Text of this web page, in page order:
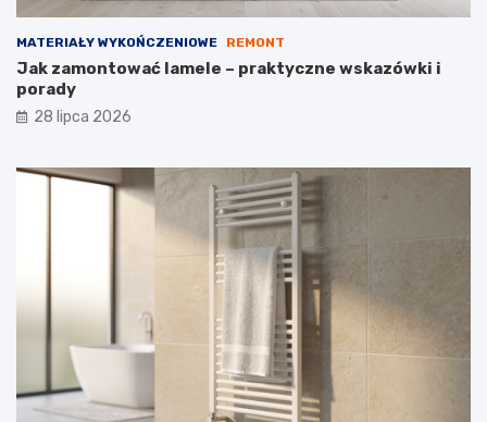
MATERIAŁY WYKOŃCZENIOWE REMONT
Jak zamontować lamele – praktyczne wskazówki i
porady
28 lipca 2026